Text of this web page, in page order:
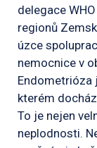
delegace
regionů
úzce
nemocnice v
Endometrióza
kterém
To je nejen
neplodnosti.